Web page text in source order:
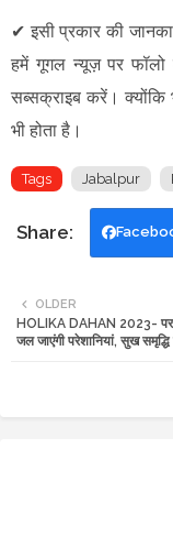
✔ इसी प्रकार की
हमें गूगल न्यूज़ पर
सब्सक्राइब करें।
भी होता है।
Tags Jabalpur
OLDER
HOLIKA DAHAN 2023- पर
जल जाएंगी परेशानियां, सुख